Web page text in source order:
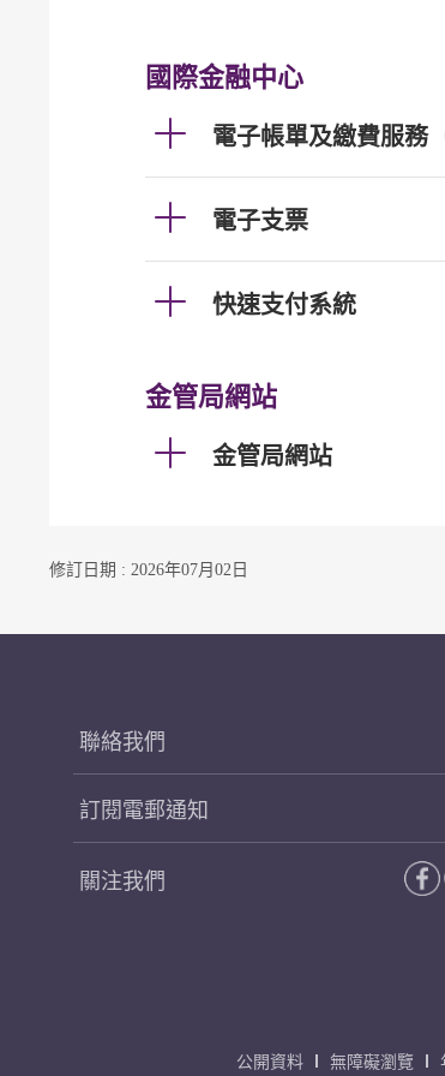
國際金融中心
電子帳單及繳費服務
電子支票
快速支付系統
金管局網站
金管局網站
修訂日期 : 2026年07月02日
聯絡我們
訂閱電郵通知
關注我們
公開資料 無障礙瀏覽